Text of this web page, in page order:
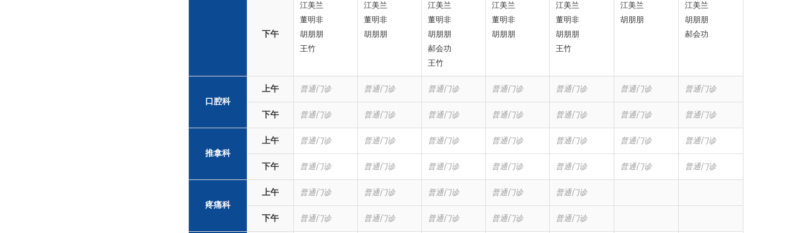
下午
江美兰
董明非
胡朋朋
王竹
江美兰
董明非
胡朋朋
江美兰
董明非
胡朋朋
郝会功
王竹
江美兰
董明非
胡朋朋
江美兰
董明非
胡朋朋
王竹
江美兰
胡朋朋
江美兰
胡朋朋
郝会功
口腔科
上午 普通门诊 普通门诊 普通门诊 普通门诊 普通门诊 普通门诊 普通门诊
下午 普通门诊 普通门诊 普通门诊 普通门诊 普通门诊 普通门诊 普通门诊
推拿科
上午 普通门诊 普通门诊 普通门诊 普通门诊 普通门诊 普通门诊 普通门诊
下午 普通门诊 普通门诊 普通门诊 普通门诊 普通门诊 普通门诊 普通门诊
疼痛科
上午 普通门诊 普通门诊 普通门诊 普通门诊 普通门诊
下午 普通门诊 普通门诊 普通门诊 普通门诊 普通门诊